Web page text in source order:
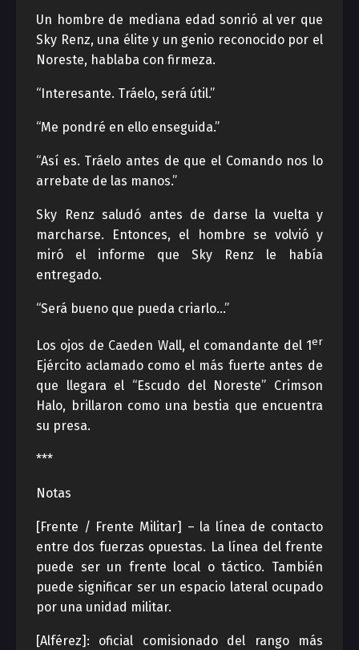
Un hombre de mediana edad sonrió al ver que
Sky Renz, una élite y un genio reconocido por el
Noreste, hablaba con firmeza.
“Interesante. Tráelo, será útil.”
“Me pondré en ello enseguida.”
“Así es. Tráelo antes de que el Comando nos lo
arrebate de las manos.”
Sky Renz saludó antes de darse la vuelta y
marcharse. Entonces, el hombre se volvió y
miró el informe que Sky Renz le había
entregado.
“Será bueno que pueda criarlo…”
Los ojos de Caeden Wall, el comandante del 1er
Ejército aclamado como el más fuerte antes de
que llegara el “Escudo del Noreste” Crimson
Halo, brillaron como una bestia que encuentra
su presa.
***
Notas
[Frente / Frente Militar] – la línea de contacto
entre dos fuerzas opuestas. La línea del frente
puede ser un frente local o táctico. También
puede significar ser un espacio lateral ocupado
por una unidad militar.
[Alférez]: oficial comisionado del rango más